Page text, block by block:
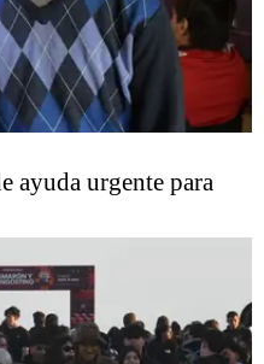
ayuda urgente para